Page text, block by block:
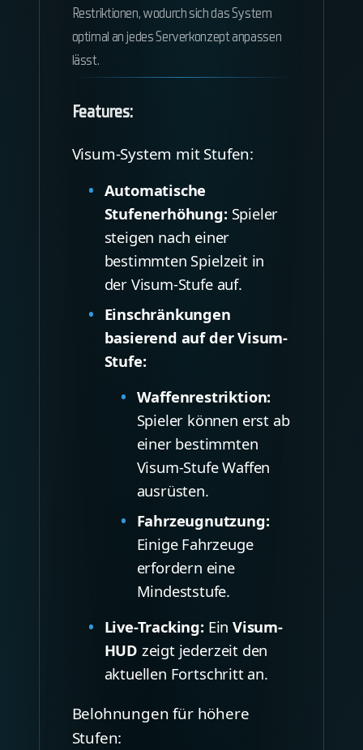
Restriktionen, wodurch sich das System
optimal an jedes Serverkonzept anpassen
lässt.
Features:
Visum-System mit Stufen:
Automatische
Stufenerhöhung:Spieler
steigen nach einer
bestimmten Spielzeit in
der Visum-Stufe auf.
Einschränkungen
basierend auf der Visum-
Stufe:
Waffenrestriktion:
Spieler können erst ab
einer bestimmten
Visum-Stufe Waffen
ausrüsten.
Fahrzeugnutzung:
Einige Fahrzeuge
erfordern eine
Mindeststufe.
Live-Tracking:EinVisum-
HUD zeigt jederzeit den
aktuellen Fortschritt an.
Belohnungen für höhere
Stufen: